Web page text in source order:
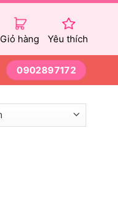
Giỏ hàng
Yêu thích
0902897172